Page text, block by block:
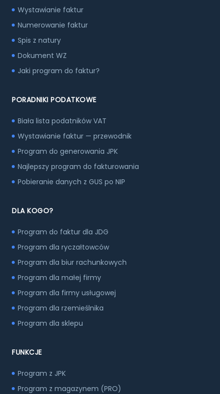
Wystawianie faktur
Numerowanie faktur
Spis z natury
Dokument WZ
Jaki program do faktur?
PORADNIKI PODATKOWE
Biała lista podatników VAT
Wystawianie faktur — przewodnik
Program do generowania JPK
Najlepszy program do fakturowania
Pobieranie danych z GUS po NIP
DLA KOGO?
Program do faktur dla JDG
Program dla ryczałtowców
Program dla biur rachunkowych
Program dla małej firmy
Program dla firmy usługowej
Program dla rzemieślnika
Program dla sklepu
FUNKCJE
Program z JPK
Program z magazynem (PRO)